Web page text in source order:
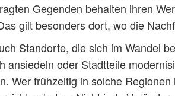
Gegenden behalten ihren
gilt besonders dort, wo die
Standorte, die sich im Wandel
ansiedeln oder Stadtteile
Wer frühzeitig in solche